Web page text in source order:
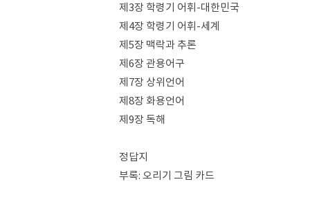
제3장 학령기 어휘-대한민국
제4장 학령기 어휘-세계
제5장 맥락과 추론
제6장 관용어구
제7장 상위언어
제8장 화용언어
제9장 독해
정답지
부록: 오리기 그림 카드